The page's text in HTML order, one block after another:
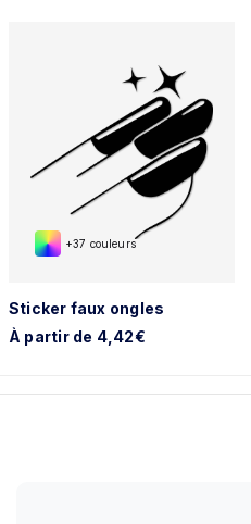
+37 couleurs
Sticker faux ongles
À partir de 4,42€